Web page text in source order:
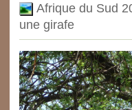
Afrique du Sud
une girafe